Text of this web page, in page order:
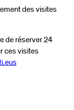
des visites
de réserver 24
ces visites